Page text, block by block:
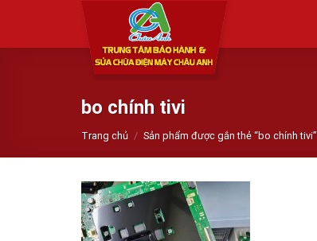
content
bo chính tivi
Trang chủ / Sản phẩm được gắn thẻ “bo chính tivi”